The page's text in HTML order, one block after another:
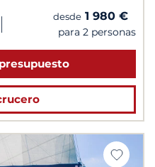
| desde 1 980 €
para 2 personas